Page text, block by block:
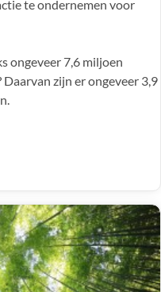
te ondernemen voor
ongeveer 7,6 miljoen
zijn er ongeveer 3,9